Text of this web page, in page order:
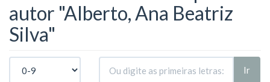
autor "Alberto, Ana Beatriz
Silva"
Ir